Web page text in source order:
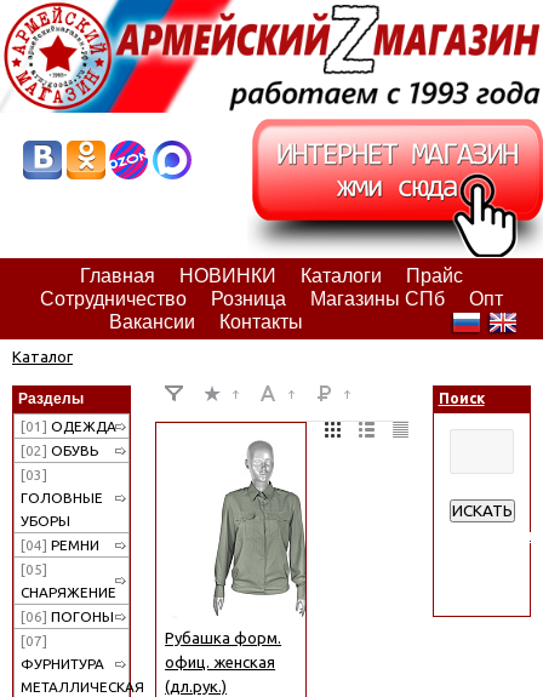
Главная НОВИНКИ Каталоги
Прайс
Сотрудничество
Розница Магазины СПб
Опт
Вакансии
Контакты
Каталог
Разделы
[01] ОДЕЖДА
[02] ОБУВЬ
[03]
ГОЛОВНЫЕ
УБОРЫ
[04] РЕМНИ
[05]
СНАРЯЖЕНИЕ
[06] ПОГОНЫ
[07]
ФУРНИТУРА
МЕТАЛЛИЧЕСКАЯ
Рубашка форм.
офиц. женская
(дл.рук.)
Поиск
ИСКАТЬ